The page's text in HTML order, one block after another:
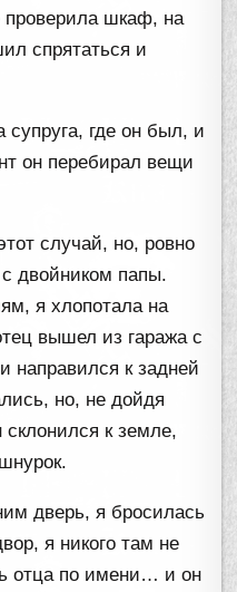
шкаф, на
спрятаться и
супруга, где он был, и
он перебирал вещи
случай, но, ровно
с двойником папы.
я хлопотала на
вышел из гаража с
направился к задней
но, не дойдя
склонился к земле,
дверь, я бросилась
я никого там не
отца по имени… и он